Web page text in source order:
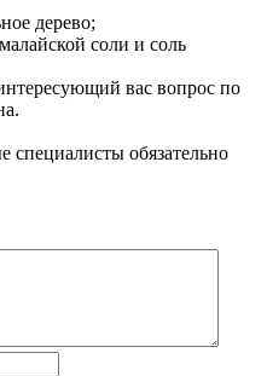
дерево;
соли и соль
вас вопрос по
обязательно